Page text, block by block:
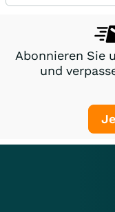
Abonnieren Sie
und